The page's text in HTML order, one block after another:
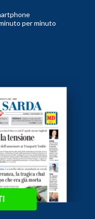
per minuto